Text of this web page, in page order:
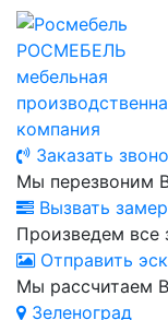
РОСМЕБЕЛЬ
мебельная
компания
Заказать
Мы перезвоним
Вызвать
Произведем все
Отправить
Мы рассчитаем
Зеленоград